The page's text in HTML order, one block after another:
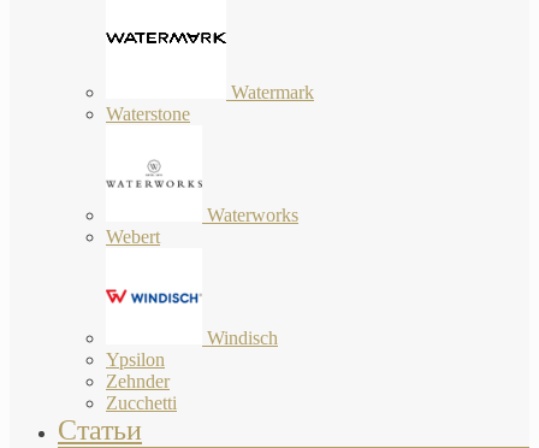
Watermark
Waterstone
Waterworks
Webert
Windisch
Ypsilon
Zehnder
Zucchetti
Статьи